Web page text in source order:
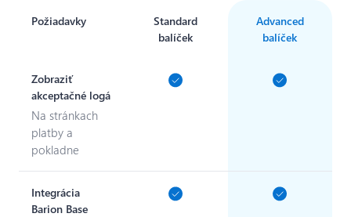
Požiadavky
Standard
balíček
Advanced
balíček
Zobraziť
akceptačné logá
Na stránkach
platby a
pokladne
Integrácia
Barion Base